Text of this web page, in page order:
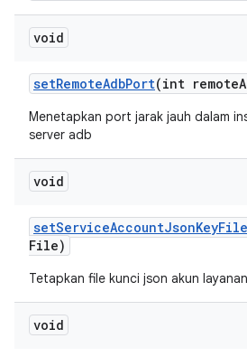
void
setRemoteAdbPort(int remote
Menetapkan port jarak jauh dalam
server adb
void
setServiceAccountJsonKeyFile
File)
Tetapkan file kunci json akun
void